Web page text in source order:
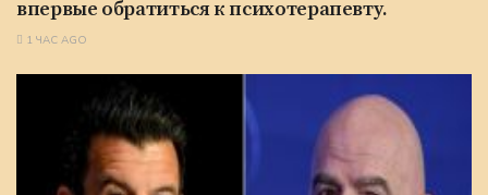
впервые обратиться к психотерапевту.
1 ЧАС AGO